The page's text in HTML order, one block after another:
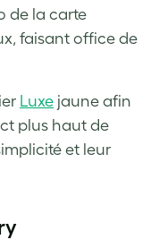
de la carte
faisant office de
Luxe jaune afin
plus haut de
et leur